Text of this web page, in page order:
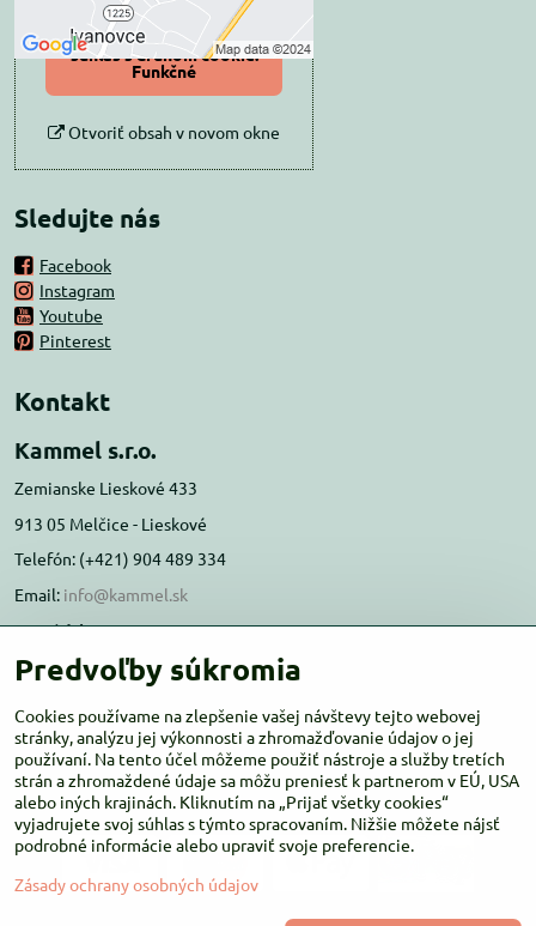
Povoliť a zapamätať -
súhlas s druhom cookie:
Funkčné
Otvoriť obsah v novom okne
Sledujte nás
Facebook
Instagram
Youtube
Pinterest
Kontakt
Kammel s.r.o.
Zemianske Lieskové 433
913 05 Melčice - Lieskové
Telefón: (+421) 904 489 334
Email: info@kammel.sk
Prevádzka:
Administratívna budova PD Melčice
Otváracie hodiny:PO-ŠT 8:00 - 16:00
PIA-NE Zatvorené
Predvoľby súkromia
Cookies používame na zlepšenie vašej návštevy tejto webovej
stránky, analýzu jej výkonnosti a zhromažďovanie údajov o jej
používaní. Na tento účel môžeme použiť nástroje a služby tretích
strán a zhromaždené údaje sa môžu preniesť k partnerom v EÚ, USA
alebo iných krajinách. Kliknutím na „Prijať všetky cookies“
vyjadrujete svoj súhlas s týmto spracovaním. Nižšie môžete nájsť
podrobné informácie alebo upraviť svoje preferencie.
Zásady ochrany osobných údajov